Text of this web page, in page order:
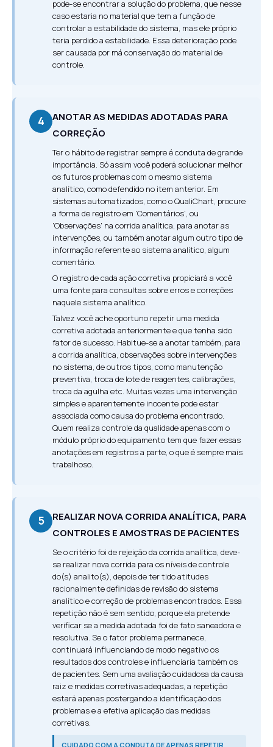
pode-se encontrar a solução do problema, que nesse
caso estaria no material que tem a função de
controlar a estabilidade do sistema, mas ele próprio
teria perdido a estabilidade. Essa deterioração pode
ser causada por má conservação do material de
controle.
4
ANOTAR AS MEDIDAS ADOTADAS PARA
CORREÇÃO
Ter o hábito de registrar sempre é conduta de grande
importância. Só assim você poderá solucionar melhor
os futuros problemas com o mesmo sistema
analítico, como defendido no item anterior. Em
sistemas automatizados, como o QualiChart, procure
a forma de registro em 'Comentários', ou
'Observações' na corrida analítica, para anotar as
intervenções, ou também anotar algum outro tipo de
informação referente ao sistema analítico, algum
comentário.
O registro de cada ação corretiva propiciará a você
uma fonte para consultas sobre erros e correções
naquele sistema analítico.
Talvez você ache oportuno repetir uma medida
corretiva adotada anteriormente e que tenha sido
fator de sucesso. Habitue-se a anotar também, para
a corrida analítica, observações sobre intervenções
no sistema, de outros tipos, como manutenção
preventiva, troca de lote de reagentes, calibrações,
troca da agulha etc. Muitas vezes uma intervenção
simples e aparentemente inocente pode estar
associada como causa do problema encontrado.
Quem realiza controle da qualidade apenas com o
módulo próprio do equipamento tem que fazer essas
anotações em registros a parte, o que é sempre mais
trabalhoso.
5
REALIZAR NOVA CORRIDA ANALÍTICA, PARA
CONTROLES E AMOSTRAS DE PACIENTES
Se o critério foi de rejeição da corrida analítica, deve-
se realizar nova corrida para os níveis de controle
do(s) analito(s), depois de ter tido atitudes
racionalmente definidas de revisão do sistema
analítico e correção de problemas encontrados. Essa
repetição não é sem sentido, porque ela pretende
verificar se a medida adotada foi de fato saneadora e
resolutiva. Se o fator problema permanece,
continuará influenciando de modo negativo os
resultados dos controles e influenciaria também os
de pacientes. Sem uma avaliação cuidadosa da causa
raiz e medidas corretivas adequadas, a repetição
estará apenas postergando a identificação dos
problemas e a efetiva aplicação das medidas
corretivas.
CUIDADO COM A CONDUTA DE APENAS REPETIR